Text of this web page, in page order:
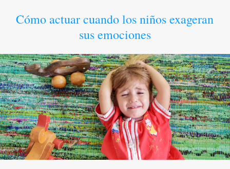
Cómo actuar cuando los niños exageran
sus emociones